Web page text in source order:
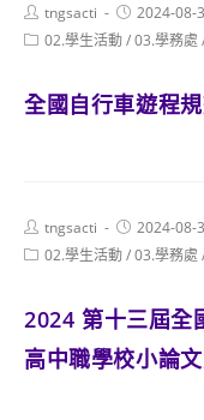
Post
author:
tngsacti
Post
published:
2024-08-
Post02.學生活動/03.學務處
全國自行車遊程
Post
author:
tngsacti
Post
published:
2024-08-
Post02.學生活動/03.學務處
2024 第十三屆全
高中職學校小論